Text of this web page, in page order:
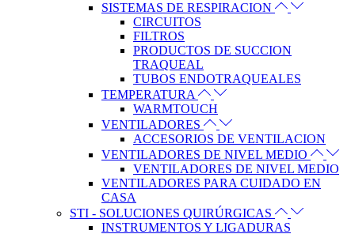
SISTEMAS DE RESPIRACION
CIRCUITOS
FILTROS
PRODUCTOS DE SUCCION
TRAQUEAL
TUBOS ENDOTRAQUEALES
TEMPERATURA
WARMTOUCH
VENTILADORES
ACCESORIOS DE VENTILACION
VENTILADORES DE NIVEL MEDIO
VENTILADORES DE NIVEL MEDIO
VENTILADORES PARA CUIDADO EN
CASA
STI - SOLUCIONES QUIRÚRGICAS
INSTRUMENTOS Y LIGADURAS